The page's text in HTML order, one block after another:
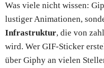
Was viele nicht wissen:
lustiger Animationen,
Infrastruktur, die von
wird. Wer GIF-Sticker
über Giphy an vielen